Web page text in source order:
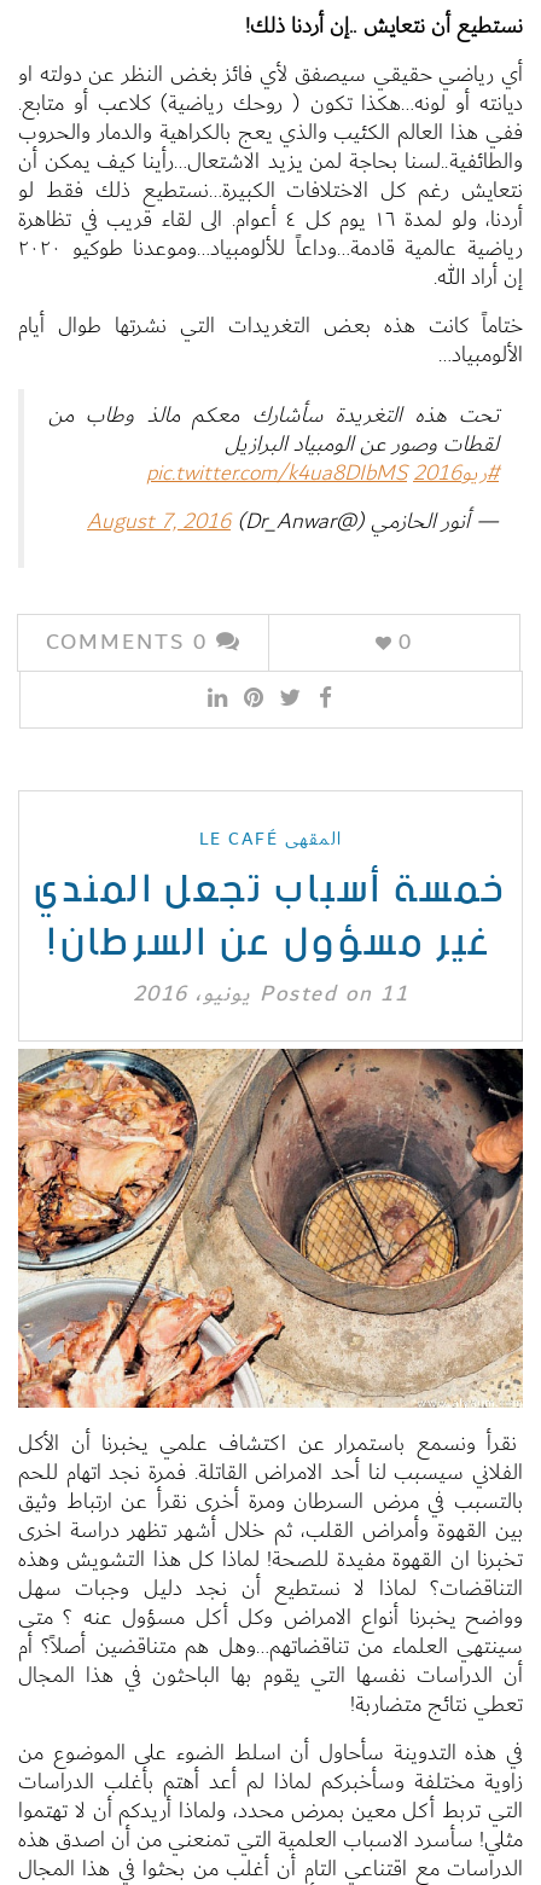
نستطيع أن نتعايش ..إن أردنا ذلك!
أي رياضي حقيقي سيصفق لأي فائز بغض النظر عن دولته او
ديانته أو لونه…هكذا تكون ( روحك رياضية) كلاعب أو متابع.
ففي هذا العالم الكئيب والذي يعج بالكراهية والدمار والحروب
والطائفية..لسنا بحاجة لمن يزيد الاشتعال…رأينا كيف يمكن أن
نتعايش رغم كل الاختلافات الكبيرة…نستطيع ذلك فقط لو
أردنا، ولو لمدة ١٦ يوم كل ٤ أعوام. الى لقاء قريب في تظاهرة
رياضية عالمية قادمة…وداعاً للألومبياد…وموعدنا طوكيو ٢٠٢٠
إن أراد الله.
ختاماً كانت هذه بعض التغريدات التي نشرتها طوال أيام
الألومبياد…
تحت هذه التغريدة سأشارك معكم مالذ وطاب من
لقطات وصور عن الومبياد البرازيل
#ريو2016
pic.twitter.com/k4ua8DIbMS
— أنور الحازمي (@Dr_Anwar)
August 7, 2016
COMMENTS 0
المقهى LE CAFÉ
خمسة أسباب تجعل المندي
غير مسؤول عن السرطان!
Posted on 11 يونيو، 2016
نقرأ ونسمع باستمرار عن اكتشاف علمي يخبرنا أن الأكل
الفلاني سيسبب لنا أحد الامراض القاتلة. فمرة نجد اتهام للحم
بالتسبب في مرض السرطان ومرة أخرى نقرأ عن ارتباط وثيق
بين القهوة وأمراض القلب، ثم خلال أشهر تظهر دراسة اخرى
تخبرنا ان القهوة مفيدة للصحة! لماذا كل هذا التشويش وهذه
التناقضات؟ لماذا لا نستطيع أن نجد دليل وجبات سهل
وواضح يخبرنا أنواع الامراض وكل أكل مسؤول عنه ؟ متى
سينتهي العلماء من تناقضاتهم…وهل هم متناقضين أصلاً؟ أم
أن الدراسات نفسها التي يقوم بها الباحثون في هذا المجال
تعطي نتائج متضاربة!
في هذه التدوينة سأحاول أن اسلط الضوء على الموضوع من
زاوية مختلفة وسأخبركم لماذا لم أعد أهتم بأغلب الدراسات
التي تربط أكل معين بمرض محدد، ولماذا أريدكم أن لا تهتموا
مثلي! سأسرد الاسباب العلمية التي تمنعني من أن اصدق هذه
الدراسات مع اقتناعي التام أن أغلب من بحثوا في هذا المجال